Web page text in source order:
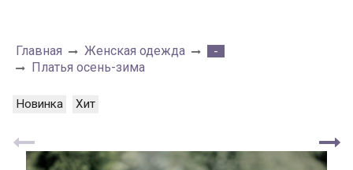
Главная Женская одежда
-
Платья осень-зима
Новинка Хит